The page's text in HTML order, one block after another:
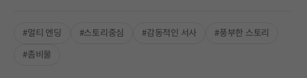
#멀티 엔딩 #스토리중심 #감동적인 서사
#풍부한 스토리
#좀비물